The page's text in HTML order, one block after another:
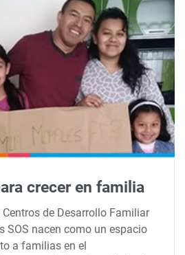
crecer en familia
Centros de Desarrollo Familiar
SOS nacen como un espacio
a familias en el